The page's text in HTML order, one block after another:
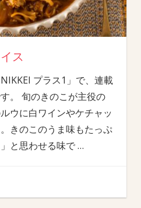
ス
プラス1」で、連載
。 旬のきのこが主役の
ウに白ワインやケチャッ
きのこのうま味もたっぷ
と思わせる味で…